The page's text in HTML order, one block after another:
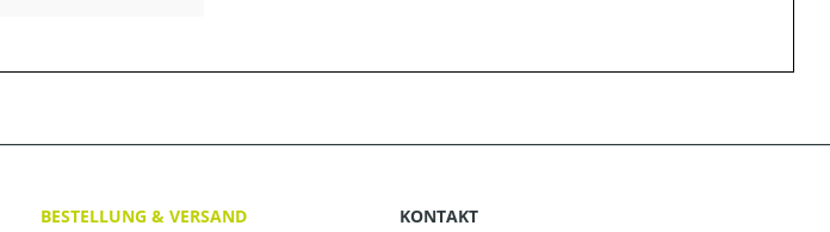
BESTELLUNG & VERSAND
KONTAKT